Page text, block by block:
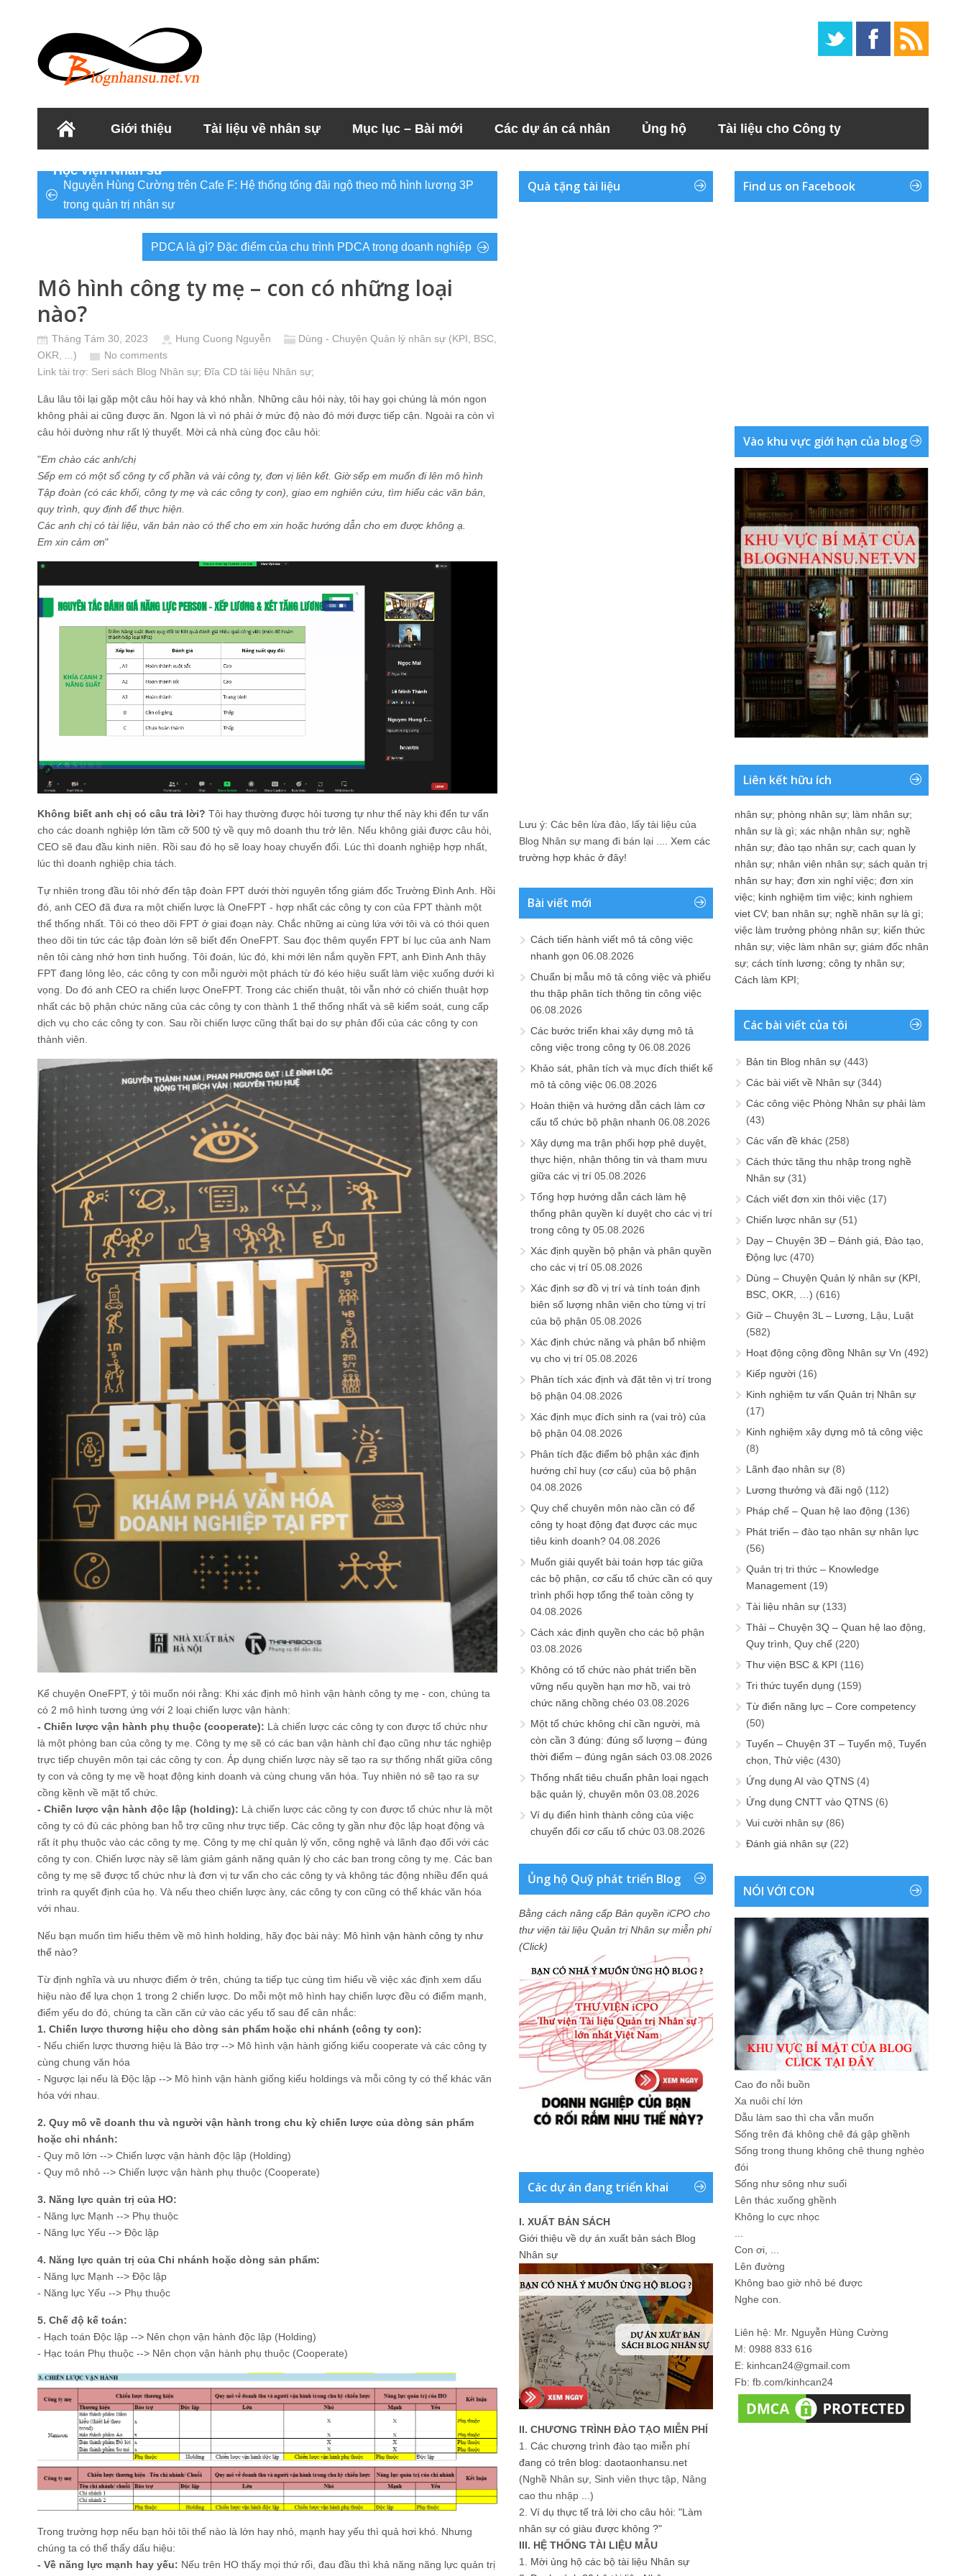
Giới thiệu Tài liệu về nhân sự Mục lục – Bài mới Các dự án cá nhân Ủng hộ Tài liệu cho Công ty
Học viện Nhân sư
Nguyễn Hùng Cường trên Cafe F: Hệ thống tổng đãi ngộ theo mô hình lương 3P
trong quản trị nhân sự
PDCA là gì? Đặc điểm của chu trình PDCA trong doanh nghiệp
Mô hình công ty mẹ – con có những loại
nào?
Tháng Tám 30, 2023 Hung Cuong Nguyễn
Dùng - Chuyện Quản lý nhân sự (KPI, BSC,
OKR, ...)
No comments
Link tài trợ: Seri sách Blog Nhân sự; Đĩa CD tài liệu Nhân sự;
Lâu lâu tôi lại gặp một câu hỏi hay và khó nhằn. Những câu hỏi này, tôi hay gọi chúng là món ngon
không phải ai cũng được ăn. Ngon là vì nó phải ở mức độ nào đó mới được tiếp cận. Ngoài ra còn vì
câu hỏi dường như rất lý thuyết. Mời cả nhà cùng đọc câu hỏi:
"Em chào các anh/chị
Sếp em có một số công ty cổ phần và vài công ty, đơn vị liên kết. Giờ sếp em muốn đi lên mô hình
Tập đoàn (có các khối, công ty mẹ và các công ty con), giao em nghiên cứu, tìm hiểu các văn bản,
quy trình, quy định để thực hiện.
Các anh chị có tài liệu, văn bản nào có thể cho em xin hoặc hướng dẫn cho em được không ạ.
Em xin cảm ơn"
Không biết anh chị có câu trả lời? Tôi hay thường được hỏi tương tự như thế này khi đến tư vấn
cho các doanh nghiệp lớn tầm cỡ 500 tỷ về quy mô doanh thu trở lên. Nếu không giải được câu hỏi,
CEO sẽ đau đầu kinh niên. Rồi sau đó họ sẽ loay hoay chuyển đổi. Lúc thì doanh nghiệp hợp nhất,
lúc thì doanh nghiệp chia tách.
Tự nhiên trong đầu tôi nhớ đến tập đoàn FPT dưới thời nguyên tổng giám đốc Trường Đình Anh. Hồi
đó, anh CEO đã đưa ra một chiến lược là OneFPT - hợp nhất các công ty con của FPT thành một
thể thống nhất. Tôi có theo dõi FPT ở giai đoạn này. Chắc những ai cùng lứa với tôi và có thói quen
theo dõi tin tức các tập đoàn lớn sẽ biết đến OneFPT. Sau đọc thêm quyển FPT bí lục của anh Nam
nên tôi càng nhớ hơn tình huống. Tôi đoán, lúc đó, khi mới lên nắm quyền FPT, anh Đình Anh thây
FPT đang lỏng lẻo, các công ty con mỗi người một phách từ đó kéo hiệu suất làm việc xuống dưới kì
vọng. Do đó anh CEO ra chiến lược OneFPT. Trong các chiến thuật, tôi vẫn nhớ có chiến thuật hợp
nhất các bộ phận chức năng của các công ty con thành 1 thể thống nhất và sẽ kiểm soát, cung cấp
dịch vụ cho các công ty con. Sau rồi chiến lược cũng thất bại do sự phản đối của các công ty con
thành viên.
Kể chuyện OneFPT, ý tôi muốn nói rằng: Khi xác định mô hình vận hành công ty mẹ - con, chúng ta
có 2 mô hình tương ứng với 2 loại chiến lược vận hành:
- Chiến lược vận hành phụ thuộc (cooperate): Là chiến lược các công ty con được tổ chức như
là một phòng ban của công ty mẹ. Công ty mẹ sẽ có các ban vận hành chỉ đạo cũng như tác nghiệp
trực tiếp chuyên môn tại các công ty con. Áp dụng chiến lược này sẽ tạo ra sự thống nhất giữa công
ty con và công ty mẹ về hoạt động kinh doanh và cùng chung văn hóa. Tuy nhiên nó sẽ tạo ra sự
cồng kềnh về mặt tổ chức.
- Chiến lược vận hành độc lập (holding): Là chiến lược các công ty con được tổ chức như là một
công ty có đủ các phòng ban hỗ trợ cũng như trực tiếp. Các công ty gần như độc lập hoạt động và
rất ít phụ thuộc vào các công ty mẹ. Công ty mẹ chỉ quản lý vốn, công nghệ và lãnh đạo đối với các
công ty con. Chiến lược này sẽ làm giảm gánh nặng quản lý cho các ban trong công ty mẹ. Các ban
công ty mẹ sẽ được tổ chức như là đơn vị tư vấn cho các công ty và không tác động nhiều đến quá
trình ra quyết định của họ. Và nếu theo chiến lược àny, các công ty con cũng có thể khác văn hóa
với nhau.
Nếu bạn muốn tìm hiểu thêm về mô hình holding, hãy đọc bài này: Mô hình vận hành công ty như
thế nào?
Từ định nghĩa và ưu nhược điểm ở trên, chúng ta tiếp tục cùng tìm hiểu về việc xác định xem dấu
hiệu nào để lựa chọn 1 trong 2 chiến lược. Do mỗi một mô hình hay chiến lược đều có điểm mạnh,
điểm yếu do đó, chúng ta cần căn cứ vào các yếu tố sau để cân nhắc:
1. Chiến lược thương hiệu cho dòng sản phẩm hoặc chi nhánh (công ty con):
- Nếu chiến lược thương hiệu là Bảo trợ --> Mô hình vận hành giống kiểu cooperate và các công ty
cùng chung văn hóa
- Ngược lại nếu là Độc lập --> Mô hình vận hành giống kiểu holdings và mỗi công ty có thể khác văn
hóa với nhau.
2. Quy mô về doanh thu và người vận hành trong chu kỳ chiến lược của dòng sản phẩm
hoặc chi nhánh:
- Quy mô lớn --> Chiến lược vận hành độc lập (Holding)
- Quy mô nhỏ --> Chiến lược vận hành phụ thuộc (Cooperate)
3. Năng lực quản trị của HO:
- Năng lực Mạnh --> Phụ thuộc
- Năng lực Yếu --> Độc lập
4. Năng lực quản trị của Chi nhánh hoặc dòng sản phẩm:
- Năng lực Mạnh --> Độc lập
- Năng lực Yếu --> Phụ thuộc
5. Chế độ kế toán:
- Hạch toán Độc lập --> Nên chọn vận hành độc lập (Holding)
- Hạc toán Phụ thuộc --> Nên chọn vận hành phụ thuộc (Cooperate)
Trong trường hợp nếu bạn hỏi tôi thế nào là lớn hay nhỏ, mạnh hay yếu thì quả hơi khó. Nhưng
chúng ta có thể thấy dấu hiệu:
- Về năng lực mạnh hay yếu: Nếu trên HO thấy mọi thứ rối, đau đầu thì khả năng năng lực quản trị
Quà tặng tài liệu
Lưu ý: Các bên lừa đảo, lấy tài liệu của
Blog Nhân sự mang đi bán lại .... Xem các
trường hợp khác ở đây!
Bài viết mới
Cách tiến hành viết mô tả công việc
nhanh gọn 06.08.2026
Chuẩn bị mẫu mô tả công việc và phiếu
thu thập phân tích thông tin công việc
06.08.2026
Các bước triển khai xây dựng mô tả
công việc trong công ty 06.08.2026
Khảo sát, phân tích và mục đích thiết kế
mô tả công việc 06.08.2026
Hoàn thiện và hướng dẫn cách làm cơ
cấu tổ chức bộ phận nhanh 06.08.2026
Xây dựng ma trận phối hợp phê duyệt,
thực hiện, nhận thông tin và tham mưu
giữa các vị trí 05.08.2026
Tổng hợp hướng dẫn cách làm hệ
thống phân quyền kí duyệt cho các vị trí
trong công ty 05.08.2026
Xác định quyền bộ phận và phân quyền
cho các vị trí 05.08.2026
Xác định sơ đồ vị trí và tính toán định
biên số lượng nhân viên cho từng vị trí
của bộ phận 05.08.2026
Xác định chức năng và phân bổ nhiệm
vụ cho vị trí 05.08.2026
Phân tích xác định và đặt tên vị trí trong
bộ phận 04.08.2026
Xác định mục đích sinh ra (vai trò) của
bộ phận 04.08.2026
Phân tích đặc điểm bộ phận xác định
hướng chỉ huy (cơ cấu) của bộ phận
04.08.2026
Quy chế chuyên môn nào cần có để
công ty hoạt động đạt được các mục
tiêu kinh doanh? 04.08.2026
Muốn giải quyết bài toán hợp tác giữa
các bộ phận, cơ cấu tổ chức cần có quy
trình phối hợp tổng thể toàn công ty
04.08.2026
Cách xác định quyền cho các bộ phận
03.08.2026
Không có tổ chức nào phát triển bền
vững nếu quyền hạn mơ hồ, vai trò
chức năng chồng chéo 03.08.2026
Một tổ chức không chỉ cần người, mà
còn cần 3 đúng: đúng số lượng – đúng
thời điểm – đúng ngân sách 03.08.2026
Thống nhất tiêu chuẩn phân loại ngạch
bậc quản lý, chuyên môn 03.08.2026
Ví dụ điển hình thành công của việc
chuyển đổi cơ cấu tổ chức 03.08.2026
Ủng hộ Quỹ phát triển Blog
Bằng cách nâng cấp Bản quyền iCPO cho
thư viện tài liệu Quản trị Nhân sự miễn phí
(Click)
Các dự án đang triển khai
I. XUẤT BẢN SÁCH
Giới thiệu về dự án xuất bản sách Blog
Nhân sự
II. CHƯƠNG TRÌNH ĐÀO TẠO MIỄN PHÍ
1. Các chương trình đào tạo miễn phí
đang có trên blog: daotaonhansu.net
(Nghề Nhân sự, Sinh viên thực tập, Nâng
cao thu nhập ...)
2. Ví dụ thực tế trả lời cho câu hỏi: "Làm
nhân sự có giàu được không ?"
III. HỆ THỐNG TÀI LIỆU MẪU
1. Mời ủng hộ các bộ tài liệu Nhân sự
Find us on Facebook
Vào khu vực giới hạn của blog
Liên kết hữu ích
nhân sự; phòng nhân sự; làm nhân sự;
nhân sự là gì; xác nhận nhân sự; nghề
nhân sự; đào tạo nhân sự; cach quan ly
nhân sự; nhân viên nhân sự; sách quản trị
nhân sự hay; đơn xin nghỉ việc; đơn xin
việc; kinh nghiệm tìm việc; kinh nghiem
viet CV; ban nhân sự; nghề nhân sự là gì;
việc làm trưởng phòng nhân sự; kiến thức
nhân sự; việc làm nhân sự; giám đốc nhân
sự; cách tính lương; công ty nhân sự;
Cách làm KPI;
Các bài viết của tôi
Bản tin Blog nhân sự (443)
Các bài viết về Nhân sự (344)
Các công việc Phòng Nhân sự phải làm
(43)
Các vấn đề khác (258)
Cách thức tăng thu nhập trong nghề
Nhân sự (31)
Cách viết đơn xin thôi việc (17)
Chiến lược nhân sự (51)
Dạy – Chuyện 3Đ – Đánh giá, Đào tạo,
Động lực (470)
Dùng – Chuyện Quản lý nhân sự (KPI,
BSC, OKR, …) (616)
Giữ – Chuyện 3L – Lương, Lậu, Luật
(582)
Hoạt động cộng đồng Nhân sự Vn (492)
Kiếp người (16)
Kinh nghiệm tư vấn Quản trị Nhân sự
(17)
Kinh nghiệm xây dựng mô tả công việc
(8)
Lãnh đạo nhân sự (8)
Lương thưởng và đãi ngộ (112)
Pháp chế – Quan hệ lao động (136)
Phát triển – đào tạo nhân sự nhân lực
(56)
Quản trị tri thức – Knowledge
Management (19)
Tài liệu nhân sự (133)
Thải – Chuyện 3Q – Quan hệ lao động,
Quy trình, Quy chế (220)
Thư viện BSC & KPI (116)
Tri thức tuyển dụng (159)
Từ điển năng lực – Core competency
(50)
Tuyển – Chuyện 3T – Tuyển mộ, Tuyển
chọn, Thử việc (430)
Ứng dụng AI vào QTNS (4)
Ứng dụng CNTT vào QTNS (6)
Vui cười nhân sự (86)
Đánh giá nhân sự (22)
NÓI VỚI CON
Cao đo nỗi buồn
Xa nuôi chí lớn
Dẫu làm sao thì cha vẫn muốn
Sống trên đá không chê đá gập ghềnh
Sống trong thung không chê thung nghèo
đói
Sống như sông như suối
Lên thác xuống ghềnh
Không lo cực nhọc
Con ơi, ...
Lên đường
Không bao giờ nhỏ bé được
Nghe con.
Liên hệ: Mr. Nguyễn Hùng Cường
M: 0988 833 616
E: kinhcan24@gmail.com
Fb: fb.com/kinhcan24